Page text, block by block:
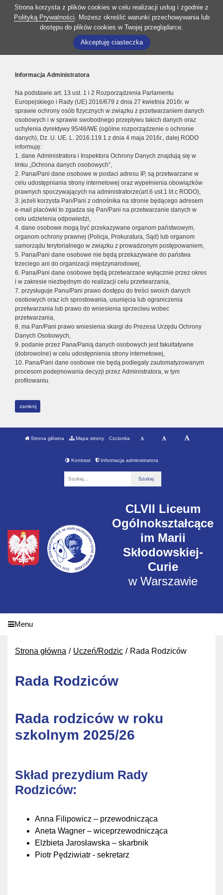
Strona korzysta z plików cookies w celu realizacji usług i zgodnie z
Polityką Prywatności. Możesz określić warunki przechowywania lub
dostępu do plików cookies w Twojej przeglądarce.
Akceptuję ciasteczka
Informacja Administratora
Na podstawie art. 13 ust. 1 i 2 Rozporządzenia Parlamentu
Europejskiego i Rady (UE) 2016/679 z dnia 27 kwietnia 2016r. w
sprawie ochrony osób fizycznych w związku z przetwarzaniem danych
osobowych i w sprawie swobodnego przepływu takich danych oraz
uchylenia dyrektywy 95/46/WE (ogólne rozporządzenie o ochronie
danych), Dz. U. UE. L. 2016.119.1 z dnia 4 maja 2016r., dalej RODO
informuję:
1. dane Administratora i Inspektora Ochrony Danych znajdują się w
linku „Ochrona danych osobowych”,
2. Pana/Pani dane osobowe w postaci adresu IP, są przetwarzane w
celu udostępniania strony internetowej oraz wypełnienia obowiązków
prawnych spoczywających na administratorze(art.6 ust.1 lit.c RODO),
3. jeżeli korzysta Pan/Pani z odnośnika na stronie będącego adresem
e-mail placówki to zgadza się Pan/Pani na przetwarzanie danych w
celu udzielenia odpowiedzi,
4. dane osobowe mogą być przekazywane organom państwowym,
organom ochrony prawnej (Policja, Prokuratura, Sąd) lub organom
samorządu terytorialnego w związku z prowadzonym postępowaniem,
5. Pana/Pani dane osobowe nie będą przekazywane do państwa
trzeciego ani do organizacji międzynarodowej,
6. Pana/Pani dane osobowe będą przetwarzane wyłącznie przez okres
i w zakresie niezbędnym do realizacji celu przetwarzania,
7. przysługuje Panu/Pani prawo dostępu do treści swoich danych
osobowych oraz ich sprostowania, usunięcia lub ograniczenia
przetwarzania lub prawo do wniesienia sprzeciwu wobec
przetwarzania,
8. ma Pan/Pani prawo wniesienia skargi do Prezesa Urzędu Ochrony
Danych Osobowych,
9. podanie przez Pana/Panią danych osobowych jest fakultatywne
(dobrowolne) w celu udostępnienia strony internetowej,
10. Pana/Pani dane osobowe nie będą podlegały zautomatyzowanym
procesom podejmowania decyzji przez Administratora, w tym
profilowaniu.
zamknij
Strona główna Mapa strony Czcionka
Kontrast Informacja administratora
CLVII Liceum
Ogólnokształcące
im Marii
Skłodowskiej-
Curie
w Warszawie
Menu
Strona główna Uczeń/Rodzic Rada Rodziców
Rada Rodziców
Rada rodziców w roku
szkolnym 2025/26
Skład prezydium Rady
Rodziców:
Anna Filipowicz – przewodnicząca
Aneta Wagner – wiceprzewodnicząca
Elżbieta Jarosławska – skarbnik
Piotr Pędziwiatr - sekretarz